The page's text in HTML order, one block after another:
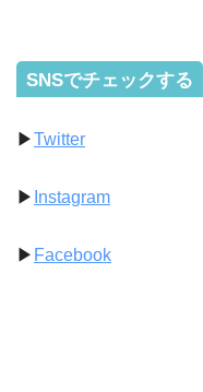
SNSでチェックする
▶︎Twitter
▶︎ Instagram
▶︎ Facebook